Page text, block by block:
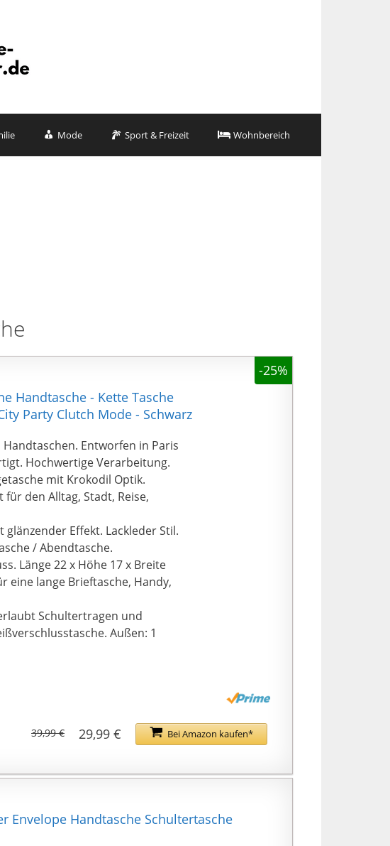
Mode Sport & Freizeit Wohnbereich
-25%
Handtasche - Kette Tasche
Party Clutch Mode - Schwarz
Handtaschen. Entworfen in Paris
Hochwertige Verarbeitung.
mit Krokodil Optik.
den Alltag, Stadt, Reise,
glänzender Effekt. Lackleder Stil.
/ Abendtasche.
Länge 22 x Höhe 17 x Breite
eine lange Brieftasche, Handy,
Schultertragen und
Außen: 1
Bei Amazon kaufen*
29,99 €
39,99 €
Envelope Handtasche Schultertasche